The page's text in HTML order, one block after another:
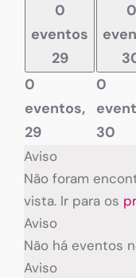
0
eventos
29
0
eventos,
29
0
0
30
Aviso
Não foram
vista. Ir para os
Aviso
Não há eventos
Aviso